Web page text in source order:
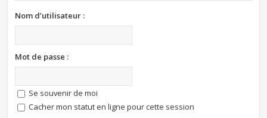
Nom d’utilisateur :
Mot de passe :
Se souvenir de moi
Cacher mon statut en ligne pour cette session